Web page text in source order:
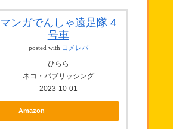
マンガでんしゃ遠足隊 4
号車
posted with ヨメレバ
ひらら
ネコ・パブリッシング
2023-10-01
Amazon